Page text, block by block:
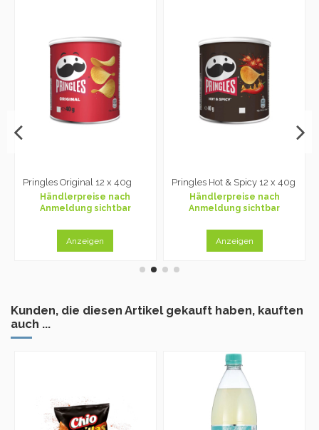
Pringles Original 12 x 40g
Händlerpreise nach
Anmeldung sichtbar
Anzeigen
Pringles Hot & Spicy 12 x 40g
Händlerpreise nach
Anmeldung sichtbar
Anzeigen
Kunden, die diesen Artikel gekauft haben, kauften
auch ...